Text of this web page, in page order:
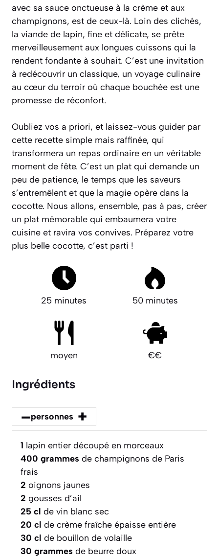
avec sa sauce onctueuse à la crème et aux
champignons, est de ceux-là. Loin des clichés,
la viande de lapin, fine et délicate, se prête
merveilleusement aux longues cuissons qui la
rendent fondante à souhait. C’est une invitation
à redécouvrir un classique, un voyage culinaire
au cœur du terroir où chaque bouchée est une
promesse de réconfort.
Oubliez vos a priori, et laissez-vous guider par
cette recette simple mais raffinée, qui
transformera un repas ordinaire en un véritable
moment de fête. C’est un plat qui demande un
peu de patience, le temps que les saveurs
s’entremêlent et que la magie opère dans la
cocotte. Nous allons, ensemble, pas à pas, créer
un plat mémorable qui embaumera votre
cuisine et ravira vos convives. Préparez votre
plus belle cocotte, c’est parti !
25 minutes 50 minutes
moyen €€
Ingrédients
–personnes +
1 lapin entier découpé en morceaux
400 grammes de champignons de Paris
frais
2 oignons jaunes
2 gousses d’ail
25 cl de vin blanc sec
20 cl de crème fraîche épaisse entière
30 cl de bouillon de volaille
30 grammes de beurre doux